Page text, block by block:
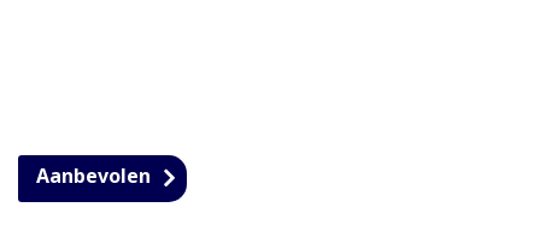
Aanbevolen